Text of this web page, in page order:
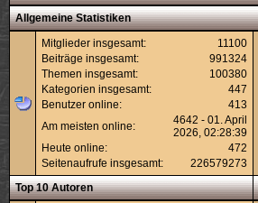
Allgemeine Statistiken
Mitglieder insgesamt:
11100
Beiträge insgesamt:
991324
Themen insgesamt:
100380
Kategorien insgesamt:
447
Benutzer online:
413
Am meisten online:
4642 - 01. April
2026, 02:28:39
Heute online:
472
Seitenaufrufe insgesamt:
226579273
Top 10 Autoren